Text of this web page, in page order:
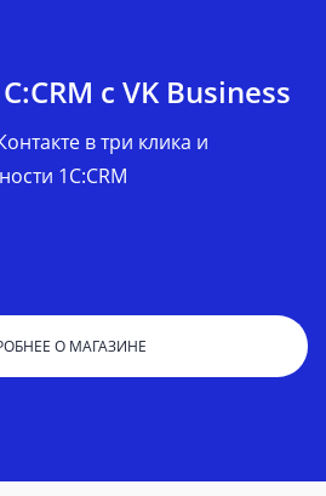
c VK Business
в три клика и
1C:CRM
О МАГАЗИНЕ